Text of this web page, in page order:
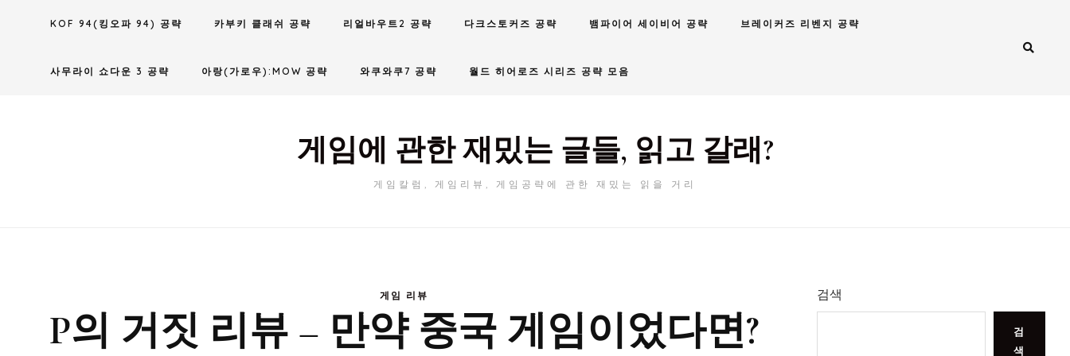
KOF 94(킹오파 94) 공략 카부키 클래쉬 공략 리얼바우트2 공략 다크스토커즈 공략 뱀파이어 세이비어 공략 브레이커즈 리벤지 공략
사무라이 쇼다운 3 공략 아랑(가로우):MOW 공략 와쿠와쿠7 공략 월드 히어로즈 시리즈 공략 모음
게임에 관한 재밌는 글들, 읽고 갈래?
게임칼럼, 게임리뷰, 게임공략에 관한 재밌는 읽을 거리
게임 리뷰
P의 거짓 리뷰 – 만약 중국 게임이었다면?
검색
검
색